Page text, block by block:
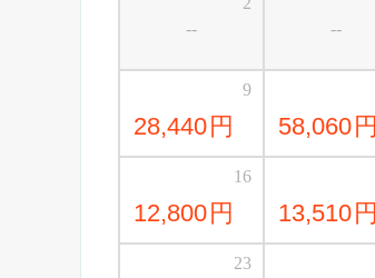
--
--
28,440 円
9
58,060 円
12,800 円
16
13,510 円
23